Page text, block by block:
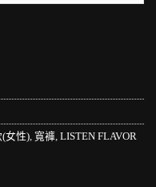
ロントと背面ポケットに豪
(女性) 寬褲 LISTEN FLAVOR